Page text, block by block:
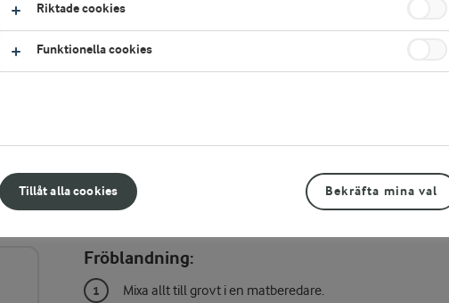
Gör så här
Fröblandning:
Mixa allt till grovt i en matberedare.
Tillåt alla cookies
Riktade cookies
Funktionella cookies
Bekräfta mina val